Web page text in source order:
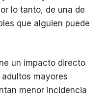
lo tanto, de una de
que alguien puede
un impacto directo
mayores
menor incidencia